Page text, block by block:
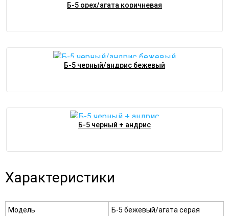
Б-5 орех/агата коричневая
Б-5 черный/андрис бежевый
Б-5 черный + андрис
Характеристики
Модель Б-5 бежевый/агата серая